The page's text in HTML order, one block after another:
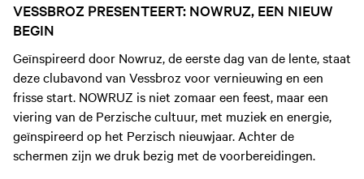
VESSBROZ PRESENTEERT: NOWRUZ, EEN NIEUW
BEGIN
Geïnspireerd door Nowruz, de eerste dag van de lente, staat
deze clubavond van Vessbroz voor vernieuwing en een
frisse start. NOWRUZ is niet zomaar een feest, maar een
viering van de Perzische cultuur, met muziek en energie,
geïnspireerd op het Perzisch nieuwjaar.Achter de
schermen zijn we druk bezig met de voorbereidingen.